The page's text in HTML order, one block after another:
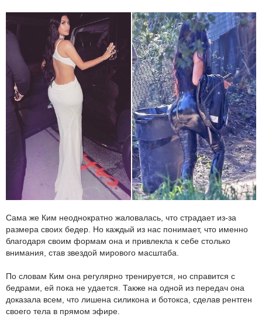
Сама же Ким неоднократно жаловалась, что страдает из-за
размера своих бедер. Но каждый из нас понимает, что именно
благодаря своим формам она и привлекла к себе столько
внимания, став звездой мирового масштаба.
По словам Ким она регулярно тренируется, но справится с
бедрами, ей пока не удается. Также на одной из передач она
доказала всем, что лишена силикона и ботокса, сделав рентген
своего тела в прямом эфире.